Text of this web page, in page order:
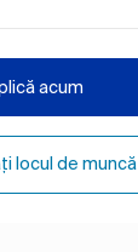
acum
locul de muncă